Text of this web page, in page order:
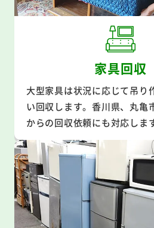
家具回収
大型家具は状況に応じて吊り
い回収します。香川県、丸亀
からの回収依頼にも対応しま